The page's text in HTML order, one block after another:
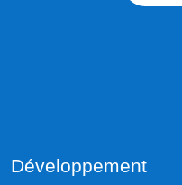
Développement